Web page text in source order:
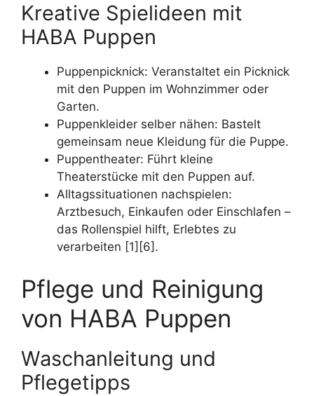
Kreative Spielideen mit
HABA Puppen
Puppenpicknick: Veranstaltet ein Picknick
mit den Puppen im Wohnzimmer oder
Garten.
Puppenkleider selber nähen: Bastelt
gemeinsam neue Kleidung für die Puppe.
Puppentheater: Führt kleine
Theaterstücke mit den Puppen auf.
Alltagssituationen nachspielen:
Arztbesuch, Einkaufen oder Einschlafen –
das Rollenspiel hilft, Erlebtes zu
verarbeiten [1][6].
Pflege und Reinigung
von HABA Puppen
Waschanleitung und
Pflegetipps